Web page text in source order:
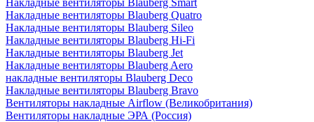
Накладные вентиляторы Blauberg Quatro
Накладные вентиляторы Blauberg Sileo
Накладные вентиляторы Blauberg Hi-Fi
Накладные вентиляторы Blauberg Jet
Накладные вентиляторы Blauberg Aero
накладные вентиляторы Blauberg Deco
Накладные вентиляторы Blauberg Bravo
Вентиляторы накладные Airflow (Великобритания)
Вентиляторы накладные ЭРА (Россия)